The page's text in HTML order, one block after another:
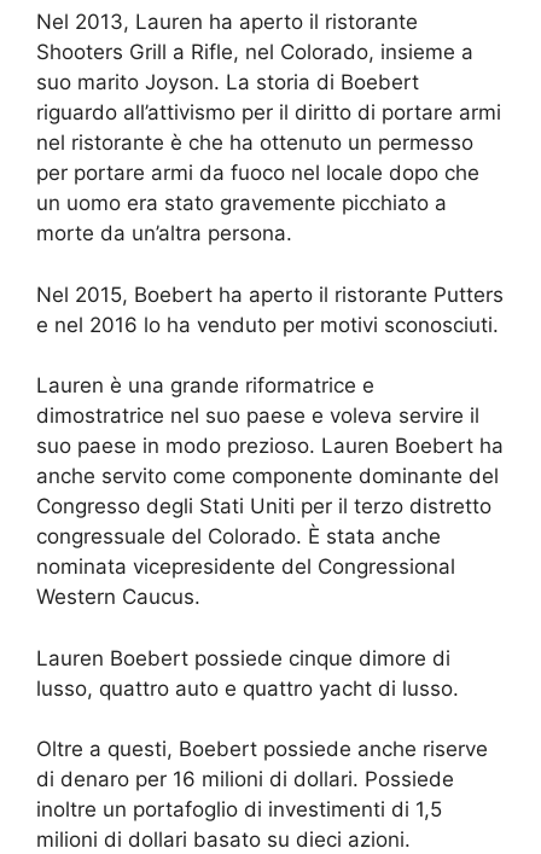
Nel 2013, Lauren ha aperto il ristorante
Shooters Grill a Rifle, nel Colorado, insieme a
suo marito Joyson. La storia di Boebert
riguardo all’attivismo per il diritto di portare armi
nel ristorante è che ha ottenuto un permesso
per portare armi da fuoco nel locale dopo che
un uomo era stato gravemente picchiato a
morte da un’altra persona.
Nel 2015, Boebert ha aperto il ristorante Putters
e nel 2016 lo ha venduto per motivi sconosciuti.
Lauren è una grande riformatrice e
dimostratrice nel suo paese e voleva servire il
suo paese in modo prezioso. Lauren Boebert ha
anche servito come componente dominante del
Congresso degli Stati Uniti per il terzo distretto
congressuale del Colorado. È stata anche
nominata vicepresidente del Congressional
Western Caucus.
Lauren Boebert possiede cinque dimore di
lusso, quattro auto e quattro yacht di lusso.
Oltre a questi, Boebert possiede anche riserve
di denaro per 16 milioni di dollari. Possiede
inoltre un portafoglio di investimenti di 1,5
milioni di dollari basato su dieci azioni.